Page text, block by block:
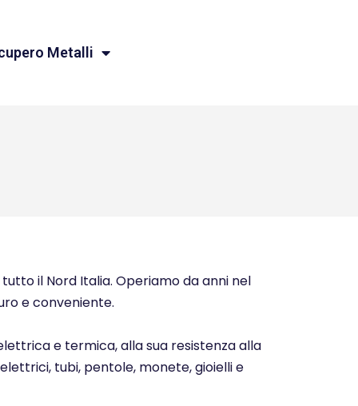
Metalli
il Nord Italia. Operiamo da anni nel
e conveniente.
e termica, alla sua resistenza alla
tubi, pentole, monete, gioielli e